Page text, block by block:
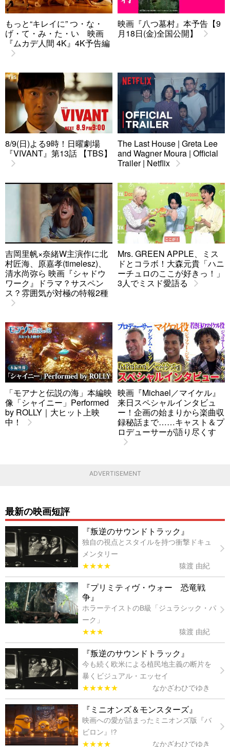
もっと“キレイに” つ・な・
げ・て・み・た・い 映画
『ムカデ人間 4K』4K予告編
映画『八つ墓村』本予告【9
月18日(金)全国公開】
8/9(日)よる9時！日曜劇場
『VIVANT』第13話 【TBS】
The Last House | Greta Lee
and Wagner Moura | Official
Trailer | Netflix
吉岡里帆×奈緒W主演作に北
村匠海、原嘉孝(timelesz)、
清水尚弥ら 映画『シャドウ
ワーク』ドラマ？サスペン
ス？雰囲気が対極の特報2種
Mrs. GREEN APPLE、ミス
ドとコラボ！大森元貴「ハニ
ーチュロのここが好きっ！」
3人でミスド愛語る
「モアナと伝説の海」本編映
像「シャイニー」Performed
by ROLLY｜大ヒット上映
中！
映画『Michael／マイケル』
来日スペシャルインタビュ
ー！企画の始まりから楽曲収
録秘話まで……キャスト＆プ
ロデューサーが語り尽くす
ADVERTISEMENT
最新の映画短評
『叛逆のサウンドトラック』
独自の視点とスタイルを持つ衝撃ドキュ
メンタリー
★★★★
猿渡 由紀
『プリミティヴ・ウォー 恐竜戦
争』
ホラーテイストのB級「ジュラシック・パ
ーク」
★★★
猿渡 由紀
『叛逆のサウンドトラック』
今も続く欧米による植民地主義の断片を
暴くビジュアル・エッセイ
★★★★★
なかざわひでゆき
『ミニオンズ＆モンスターズ』
映画への愛が詰まったミニオンズ版『バ
ビロン』!?
★★★★
なかざわひでゆき